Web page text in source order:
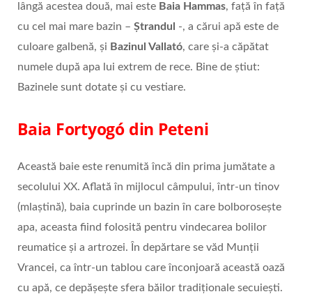
lângă acestea două, mai este Baia Hammas, faţă în faţă
cu cel mai mare bazin – Ștrandul -, a cărui apă este de
culoare galbenă, și Bazinul Vallató, care și-a căpătat
numele după apa lui extrem de rece. Bine de știut:
Bazinele sunt dotate și cu vestiare.
Baia Fortyogó din Peteni
Această baie este renumită încă din prima jumătate a
secolului XX. Aflată în mijlocul câmpului, într-un tinov
(mlaștină), baia cuprinde un bazin în care bolborosește
apa, aceasta fiind folosită pentru vindecarea bolilor
reumatice și a artrozei. În depărtare se văd Munții
Vrancei, ca într-un tablou care înconjoară această oază
cu apă, ce depășește sfera băilor tradiționale secuiești.